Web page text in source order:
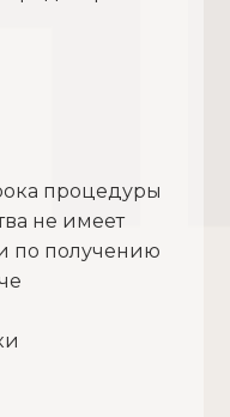
процедуры
не имеет
по получению